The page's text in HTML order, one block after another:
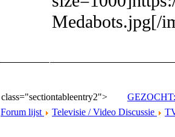
Medabots.jpg[/
class="sectiontableentry2">
Forum lijst
Televisie / Video Discussie